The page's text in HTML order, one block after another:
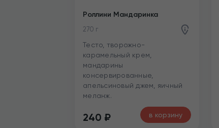
Роллини Мандаринка
270 г
Тесто, творожно-
карамельный крем,
мандарины
консервированные,
апельсиновый джем, яичный
меланж.
240 ₽ в корзину